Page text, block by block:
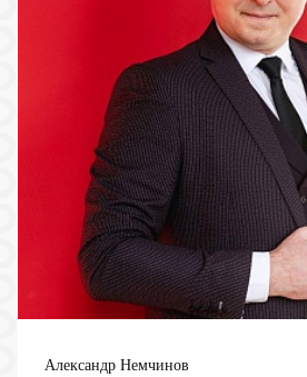
Александр Немчинов